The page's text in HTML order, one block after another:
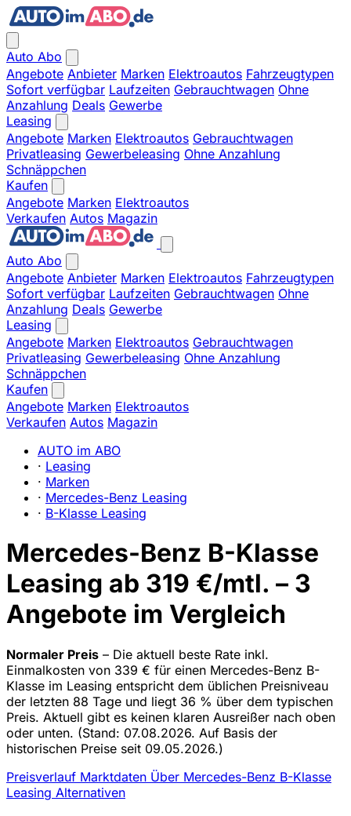
Auto Abo
Angebote Anbieter Marken Elektroautos Fahrzeugtypen
Sofort verfügbar Laufzeiten Gebrauchtwagen Ohne
Anzahlung Deals Gewerbe
Leasing
Angebote Marken Elektroautos Gebrauchtwagen
Privatleasing Gewerbeleasing Ohne Anzahlung
Schnäppchen
Kaufen
Angebote Marken Elektroautos
Verkaufen Autos Magazin
Auto Abo
Angebote Anbieter Marken Elektroautos Fahrzeugtypen
Sofort verfügbar Laufzeiten Gebrauchtwagen Ohne
Anzahlung Deals Gewerbe
Leasing
Angebote Marken Elektroautos Gebrauchtwagen
Privatleasing Gewerbeleasing Ohne Anzahlung
Schnäppchen
Kaufen
Angebote Marken Elektroautos
Verkaufen Autos Magazin
AUTO im ABO
· Leasing
· Marken
· Mercedes-Benz Leasing
· B-Klasse Leasing
Mercedes-Benz B-Klasse
Leasing ab 319 €/mtl. – 3
Angebote im Vergleich
Normaler Preis – Die aktuell beste Rate inkl.
Einmalkosten von 339 € für einen Mercedes-Benz B-
Klasse im Leasing entspricht dem üblichen Preisniveau
der letzten 88 Tage und liegt 36 % über dem typischen
Preis. Aktuell gibt es keinen klaren Ausreißer nach oben
oder unten. (Stand: 07.08.2026. Auf Basis der
historischen Preise seit 09.05.2026.)
Preisverlauf Marktdaten Über Mercedes-Benz B-Klasse
Leasing Alternativen